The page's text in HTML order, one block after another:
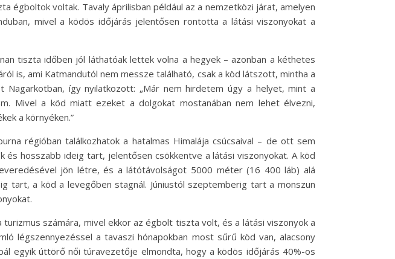
égboltok voltak. Tavaly áprilisban például az a nemzetközi járat, amelyen
mivel a ködös időjárás jelentősen rontotta a látási viszonyokat a
tiszta időben jól láthatóak lettek volna a hegyek – azonban a kéthetes
is, ami Katmandutól nem messze található, csak a köd látszott, mintha a
így nyilatkozott: „Már nem hirdetem úgy a helyet, mint a
Mivel a köd miatt ezeket a dolgokat mostanában nem lehet élvezni,
a környéken.”
régióban találkozhatok a hatalmas Himalája csúcsaival – de ott sem
hosszabb ideig tart, jelentősen csökkentve a látási viszonyokat. A köd
jön létre, és a látótávolságot 5000 méter (16 400 láb) alá
tart, a köd a levegőben stagnál. Júniustól szeptemberig tart a monszun
számára, mivel ekkor az égbolt tiszta volt, és a látási viszonyok a
légszennyezéssel a tavaszi hónapokban most sűrű köd van, alacsony
egyik úttörő női túravezetője elmondta, hogy a ködös időjárás 40%-os